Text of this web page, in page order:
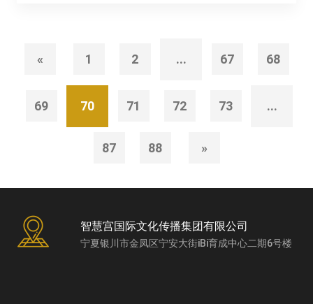
« 1 2 ... 67 68
69 70 71 72 73 ...
87 88 »
智慧宫国际文化传播集团有限公司
宁夏银川市金凤区宁安大街iBi育成中心二期6号楼